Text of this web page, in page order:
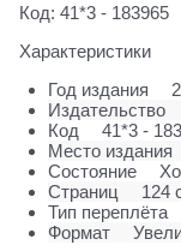
Код: 41*3 - 183965
Характеристики
Год издания
Издательство
Код
41*3 -
Место издания
Состояние
Страниц
124
Тип переплёта
Формат